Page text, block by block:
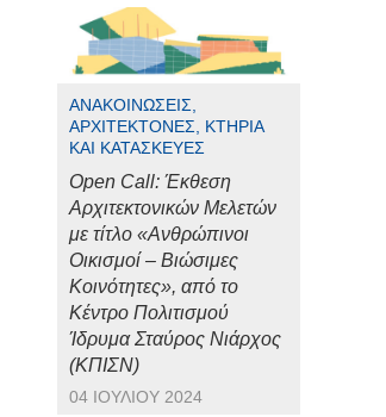
ΑΝΑΚΟΙΝΏΣΕΙΣ,
ΑΡΧΙΤΈΚΤΟΝΕΣ, ΚΤΉΡΙΑ
ΚΑΙ ΚΑΤΑΣΚΕΥΈΣ
Open Call: Έκθεση
Αρχιτεκτονικών Μελετών
με τίτλο «Ανθρώπινοι
Οικισμοί – Βιώσιμες
Κοινότητες», από το
Κέντρο Πολιτισμού
Ίδρυμα Σταύρος Νιάρχος
(ΚΠΙΣΝ)
04 ΙΟΥΛΊΟΥ 2024